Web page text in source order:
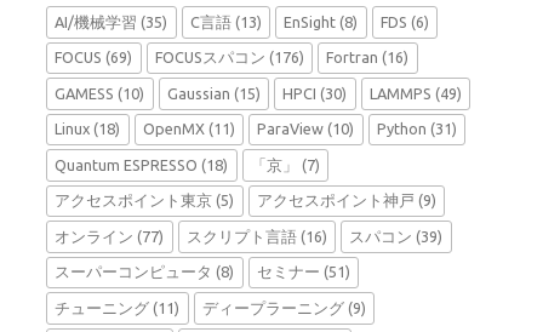
AI/機械学習 (35) C言語(13) EnSight (8) FDS (6)
FOCUS (69) FOCUSスパコン (176) Fortran (16)
GAMESS (10) Gaussian (15) HPCI (30) LAMMPS (49)
Linux (18) OpenMX(11) ParaView (10) Python (31)
Quantum ESPRESSO (18) 「京」 (7)
アクセスポイント東京 (5) アクセスポイント神戸 (9)
オンライン (77) スクリプト言語(16) スパコン (39)
スーパーコンピュータ (8) セミナー (51)
チューニング (11) ディープラーニング(9)